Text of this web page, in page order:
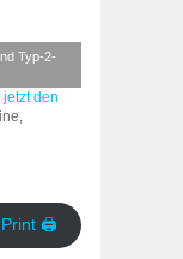
Typ-2-
den
Print 🖨